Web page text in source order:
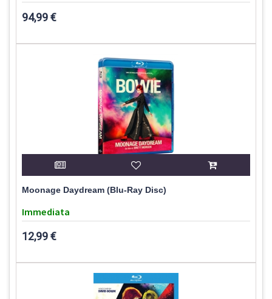
94,99 €
Moonage Daydream (Blu-Ray Disc)
Immediata
12,99 €